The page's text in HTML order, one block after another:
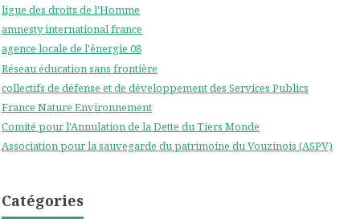
ligue des droits de l'Homme
amnesty international france
agence locale de l'énergie 08
Réseau éducation sans frontière
collectifs de défense et de développement des Services Publics
France Nature Environnement
Comité pour l'Annulation de la Dette du Tiers Monde
Association pour la sauvegarde du patrimoine du Vouzinois (ASPV)
Catégories